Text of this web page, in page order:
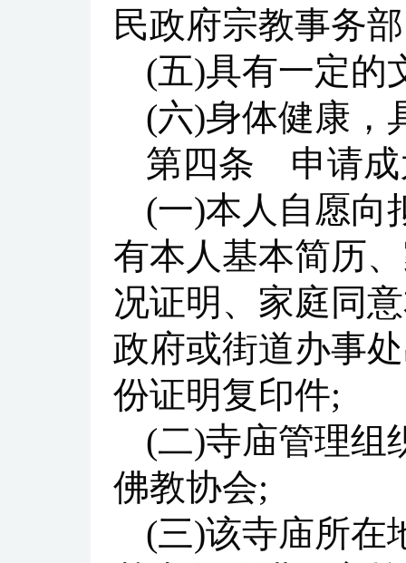
民政府宗教事务
(五)具有一定的
(六)身体健康，
第四条 申请成
(一)本人自愿向
有本人基本简历
况证明、家庭同
政府或街道办事
份证明复印件;
(二)寺庙管理组
佛教协会;
(三)该寺庙所在